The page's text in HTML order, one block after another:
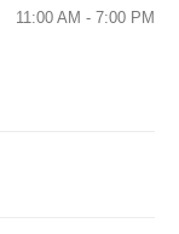
11:00 AM - 7:00 PM